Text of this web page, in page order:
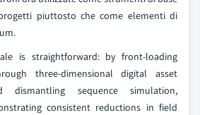
piuttosto che come elementi di
is straightforward: by front-loading
three-dimensional digital asset
dismantling sequence simulation,
consistent reductions in field